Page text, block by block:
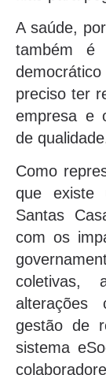
A saúde,
também é
preciso ter
empresa e
de
Como
que existe
Santas
com os
coletivas,
alterações
gestão de
sistema